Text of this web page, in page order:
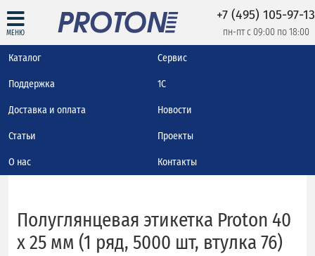
МЕНЮ
+7 (495) 105-97-13
пн-пт с 09:00 по 18:00
Каталог Сервис
Поддержка 1С
Доставка и оплата Новости
Статьи Проекты
О нас Контакты
Полуглянцевая этикетка Proton 40
x 25 мм (1 ряд, 5000 шт, втулка 76)